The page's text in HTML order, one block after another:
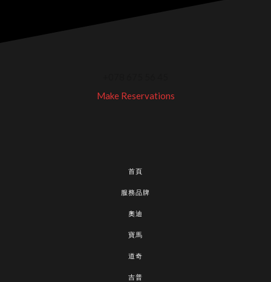
Make Reservations
首頁
服務品牌
奧迪
寶馬
道奇
吉普